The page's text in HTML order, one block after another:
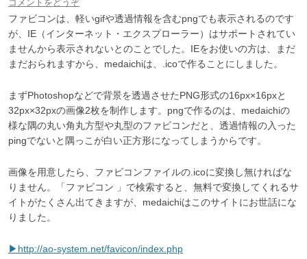
コメントをどうぞ
ファビコンは、軽いgifや透過情報を含むpngでも表示されるのです
が、 IE（インターネット・エクスプローラー）はサポートされてい
ませんから表示されないとのことでした。 IEをお使いの方は、まだ
まだおられますから、medaichiは、.icoで作ることにしました。
まずPhotoshopなどで背景を透過させたPNG形式の16px×16pxと
32px×32pxの画像2枚を制作します。pngで作るのは、medaichiの
様な隅の丸い角丸方型や丸型のファビコンだと、透過情報の入った
pingでないと隅っこが白い正方形になってしまうからです。
画像を用意したら、ファビコンファイルの.icoに変換し無ければな
りません。「ファビコン 」で検索すると、無料で変換してくれるサ
イトがたくさん出てきますが、medaichiはこのサイトにお世話にな
りました。
▶http://ao-system.net/favicon/index.php